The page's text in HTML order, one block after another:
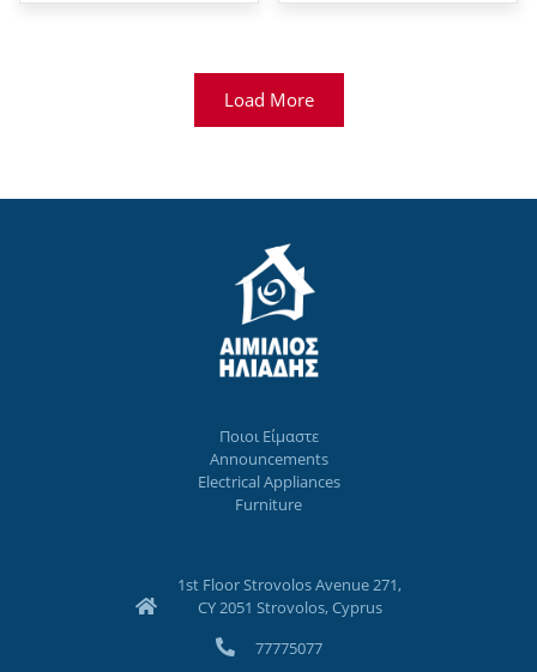
Load More
Ποιοι Eίμαστε
Announcements
Electrical Appliances
Furniture
1st Floor Strovolos Avenue 271,
CY 2051 Strovolos, Cyprus
77775077